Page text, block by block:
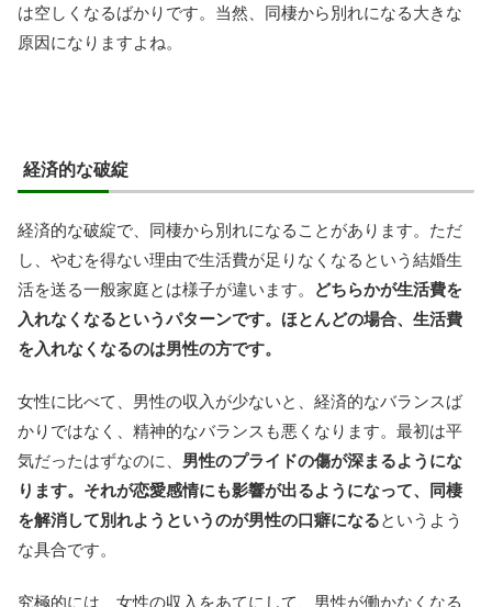
は空しくなるばかりです。当然、同棲から別れになる大きな
原因になりますよね。
経済的な破綻
経済的な破綻で、同棲から別れになることがあります。ただ
し、やむを得ない理由で生活費が足りなくなるという結婚生
活を送る一般家庭とは様子が違います。
どちらかが生活費を
入れなくなるというパターンです。ほとんどの場合、生活費
を入れなくなるのは男性の方です。
女性に比べて、男性の収入が少ないと、経済的なバランスば
かりではなく、精神的なバランスも悪くなります。最初は平
気だったはずなのに、 男性のプライドの傷が深まるようにな
ります。それが恋愛感情にも影響が出るようになって、同棲
を解消して別れようというのが男性の口癖になるというよう
な具合です。
究極的には、女性の収入をあてにして、男性が働かなくなる